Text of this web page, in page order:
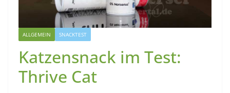
ALLGEMEIN SNACKTEST
Katzensnack im Test:
Thrive Cat